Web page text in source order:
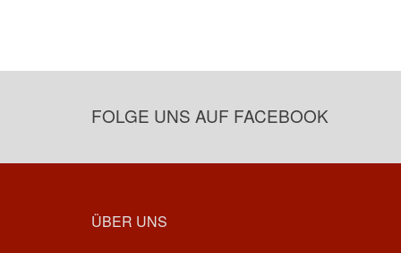
FOLGE UNS AUF FACEBOOK
ÜBER UNS